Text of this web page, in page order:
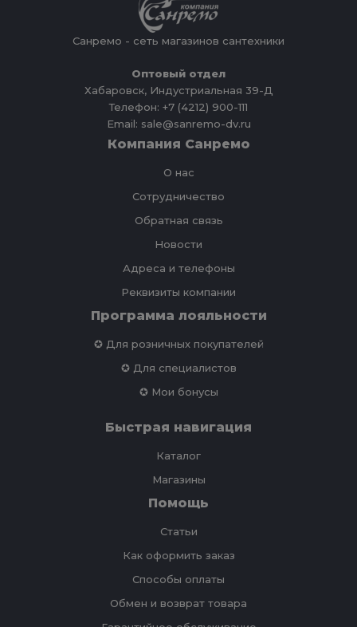
Санремо - сеть магазинов сантехники
Оптовый отдел
Хабаровск, Индустриальная 39-Д
Телефон: +7 (4212) 900-111
Email: sale@sanremo-dv.ru
Компания Санремо
О нас
Сотрудничество
Обратная связь
Новости
Адреса и телефоны
Реквизиты компании
Программа лояльности
✪ Для розничных покупателей
✪ Для специалистов
✪ Мои бонусы
Быстрая навигация
Каталог
Магазины
Помощь
Статьи
Как оформить заказ
Способы оплаты
Обмен и возврат товара